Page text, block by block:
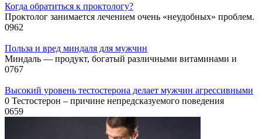
Когда обратиться к проктологу?
Проктолог занимается лечением очень «неудобных» проблем.
0962
Польза и вред миндаля для мужчин
Миндаль — продукт, богатый различными витаминами и
0767
Высокий уровень тестостерона делает мужчин агрессивными
0 Тестостерон – причине непредсказуемого поведения
0659